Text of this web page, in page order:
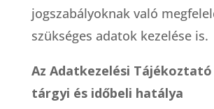
jogszabályoknak való
szükséges adatok kezelése is.
Az Adatkezelési Tájékoztató
tárgyi és időbeli hatálya